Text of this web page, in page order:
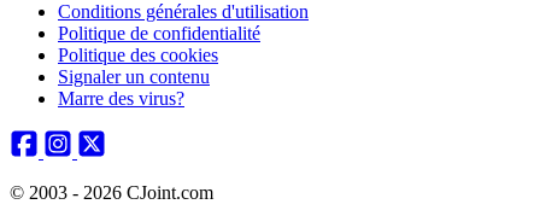
Conditions générales d'utilisation
Politique de confidentialité
Politique des cookies
Signaler un contenu
Marre des virus?
© 2003 - 2026 CJoint.com